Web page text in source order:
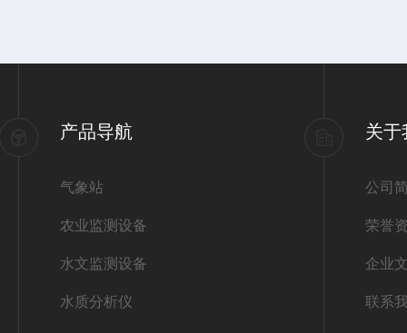
产品导航
气象站
农业监测设备
水文监测设备
水质分析仪
关于
公司
荣誉
企业
联系